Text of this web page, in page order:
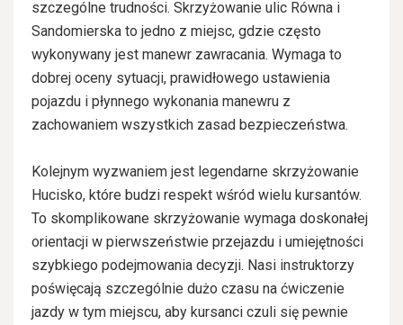
szczególne trudności. Skrzyżowanie ulic Równa i
Sandomierska to jedno z miejsc, gdzie często
wykonywany jest manewr zawracania. Wymaga to
dobrej oceny sytuacji, prawidłowego ustawienia
pojazdu i płynnego wykonania manewru z
zachowaniem wszystkich zasad bezpieczeństwa.
Kolejnym wyzwaniem jest legendarne skrzyżowanie
Hucisko, które budzi respekt wśród wielu kursantów.
To skomplikowane skrzyżowanie wymaga doskonałej
orientacji w pierwszeństwie przejazdu i umiejętności
szybkiego podejmowania decyzji. Nasi instruktorzy
poświęcają szczególnie dużo czasu na ćwiczenie
jazdy w tym miejscu, aby kursanci czuli się pewnie